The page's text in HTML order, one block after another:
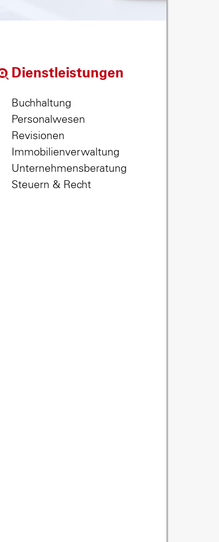
Dienstleistungen
Buchhaltung
Personalwesen
Revisionen
Immobilienverwaltung
Unternehmensberatung
Steuern & Recht